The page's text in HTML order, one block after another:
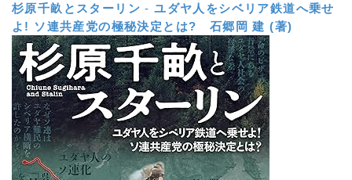
杉原千畝とスターリン -ユダヤ人をシベリア鉄道へ乗せ
よ! ソ連共産党の極秘決定とは?
石郷岡 建 (著)